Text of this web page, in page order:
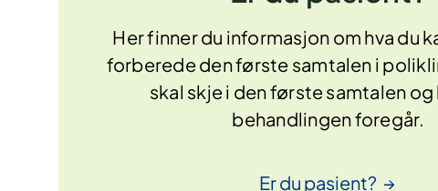
Her finner du informasjon om hva du
forberede den første samtalen i
skal skje i den første samtalen
behandlingen foregår.
Er du pasient?